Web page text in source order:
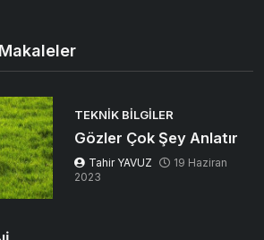
TEKNIK BILGILER
Gözler Çok Şey Anlatır
Tahir YAVUZ
19 Haziran
2023